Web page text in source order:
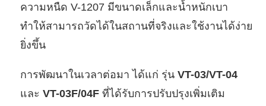
ความหนืด V-1207 มีขนาดเล็กและน้ำหนักเบา
ทำให้สามารถวัดได้ในสถานที่จริงและใช้งานได้ง่าย
ยิ่งขึ้น
การพัฒนาในเวลาต่อมา ได้แก่ รุ่น VT-03/VT-04
และ VT-03F/04Fที่ได้รับการปรับปรุงเพิ่มเติม